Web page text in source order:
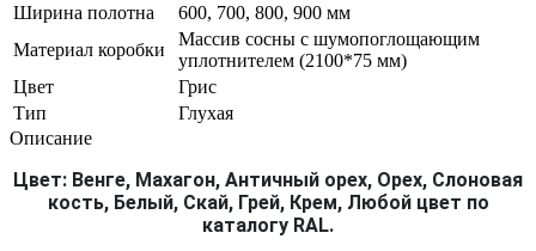
Ширина полотна
600, 700, 800, 900 мм
Материал коробки
Массив сосны с шумопоглощающим
уплотнителем (2100*75 мм)
Цвет
Грис
Тип
Глухая
Описание
Цвет: Венге, Махагон, Античный орех, Орех, Слоновая
кость, Белый, Скай, Грей, Крем, Любой цвет по
каталогу RAL.